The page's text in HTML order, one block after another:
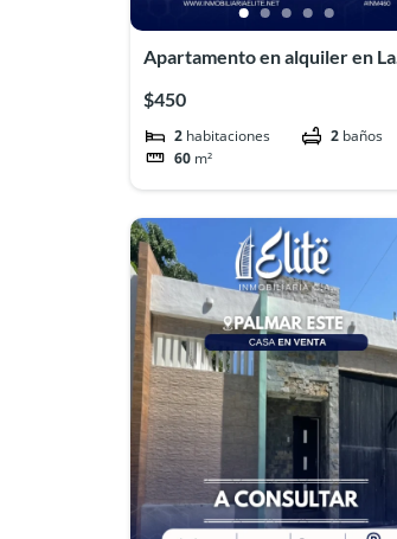
Apartamento en alquiler en La
$450
2 habitaciones 2 baños
60 m²